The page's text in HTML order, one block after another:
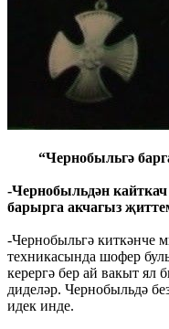
“Чернобыльгә
-Чернобыльдән
барырга акчагыз
-Чернобыльгә киткәнче
техникасында шофер
керергә бер ай вакыт ял
диделәр. Чернобыльдә
идек инде.